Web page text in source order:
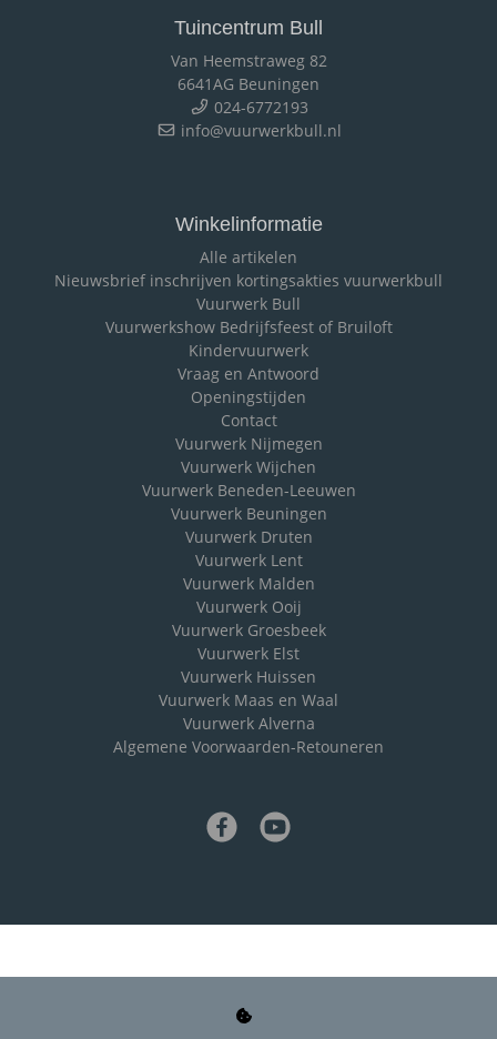
Tuincentrum Bull
Van Heemstraweg 82
6641AG Beuningen
024-6772193
info@vuurwerkbull.nl
Winkelinformatie
Alle artikelen
Nieuwsbrief inschrijven kortingsakties vuurwerkbull
Vuurwerk Bull
Vuurwerkshow Bedrijfsfeest of Bruiloft
Kindervuurwerk
Vraag en Antwoord
Openingstijden
Contact
Vuurwerk Nijmegen
Vuurwerk Wijchen
Vuurwerk Beneden-Leeuwen
Vuurwerk Beuningen
Vuurwerk Druten
Vuurwerk Lent
Vuurwerk Malden
Vuurwerk Ooij
Vuurwerk Groesbeek
Vuurwerk Elst
Vuurwerk Huissen
Vuurwerk Maas en Waal
Vuurwerk Alverna
Algemene Voorwaarden-Retouneren